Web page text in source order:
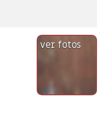
ver fotos